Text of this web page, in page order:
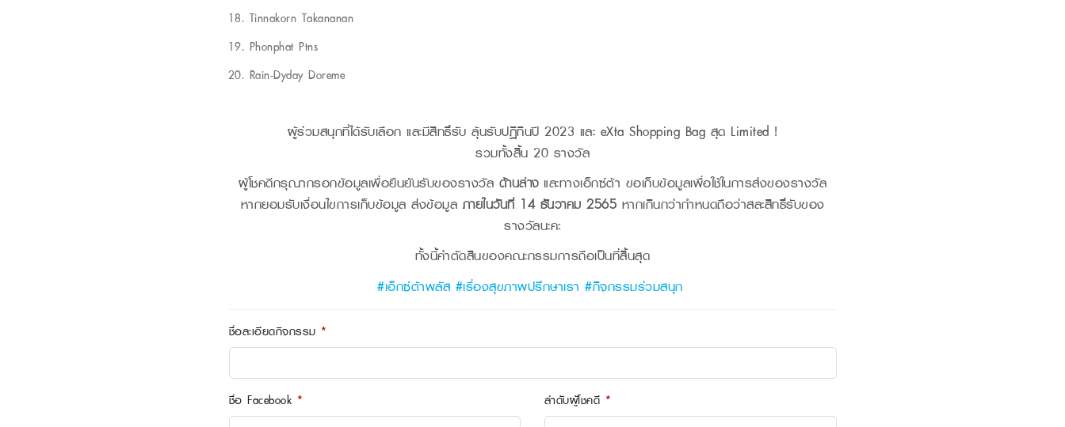
Tinnakorn Takananan
Phonphat Ptns
Rain-Dyday Doreme
ผู้ร่วมสนุกที่ได้รับเลือก และมีสิทธิ์รับ ลุ้นรับปฏิทินปี 2023 และ eXta Shopping Bag สุด Limited !
รวมทั้งสิ้น 20 รางวัล
ผู้โชคดีกรุณากรอกข้อมูลเพื่อยืนยันรับของรางวัล ด้านล่างและทางเอ็กซ์ต้า ขอเก็บข้อมูลเพื่อใช้ในการส่งของรางวัล
หากยอมรับเงื่อนไขการเก็บข้อมูล ส่งข้อมูล ภายในวันที่ 14 ธันวาคม 2565 หากเกินกว่ากำหนดถือว่าสละสิทธิ์รับของ
รางวัลนะคะ
ทั้งนี้คำตัดสินของคณะกรรมการถือเป็นที่สิ้นสุด
#เอ็กซ์ต้าพลัส #เรื่องสุขภาพปรึกษาเรา #กิจกรรมร่วมสนุก
ชื่อละเอียดกิจกรรม *
ชื่อ Facebook * ลำดับผู้โชคดี *